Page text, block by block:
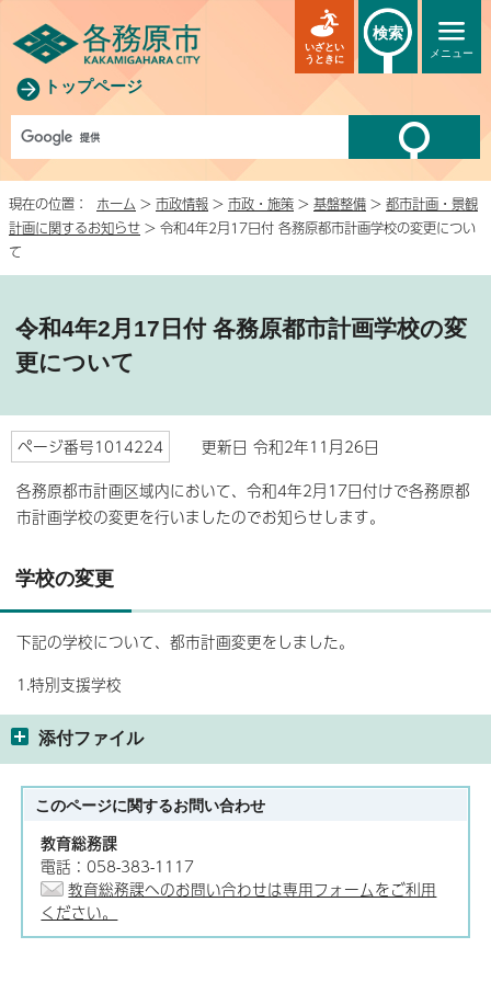
トップページ
メニュー
いざとい
うときに
検索
現在の位置： ホーム > 市政情報 > 市政・施策 > 基盤整備 > 都市計画・景観
計画に関するお知らせ > 令和4年2月17日付 各務原都市計画学校の変更につい
て
令和4年2月17日付 各務原都市計画学校の変
更について
ページ番号1014224
更新日 令和2年11月26日
各務原都市計画区域内において、令和4年2月17日付けで各務原都
市計画学校の変更を行いましたのでお知らせします。
学校の変更
下記の学校について、都市計画変更をしました。
1.特別支援学校
添付ファイル
このページに関するお問い合わせ
教育総務課
電話：058-383-1117
教育総務課へのお問い合わせは専用フォームをご利用
ください。